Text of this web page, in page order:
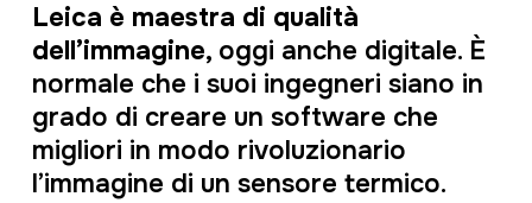
Leica è maestra di qualità
dell’immagine, oggi anche digitale. È
normale che i suoi ingegneri siano in
grado di creare un software che
migliori in modo rivoluzionario
l’immagine di un sensore termico.